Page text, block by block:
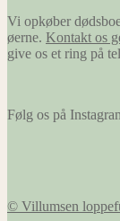
Vi opkøber
øerne. Kontakt os
give os et ring på
Følg os på
© Villumsen